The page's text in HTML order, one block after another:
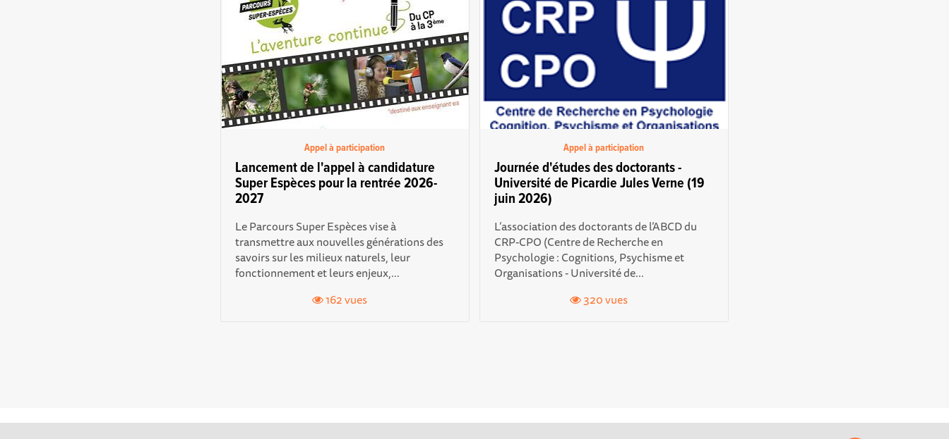
Appel à participation
Lancement de l'appel à candidature
Super Espèces pour la rentrée 2026-
2027
Le Parcours Super Espèces vise à
transmettre aux nouvelles générations des
savoirs sur les milieux naturels, leur
fonctionnement et leurs enjeux,...
162 vues
Appel à participation
Journée d'études des doctorants -
Université de Picardie Jules Verne (19
juin 2026)
L’association des doctorants de l’ABCD du
CRP-CPO (Centre de Recherche en
Psychologie : Cognitions, Psychisme et
Organisations - Université de...
320 vues